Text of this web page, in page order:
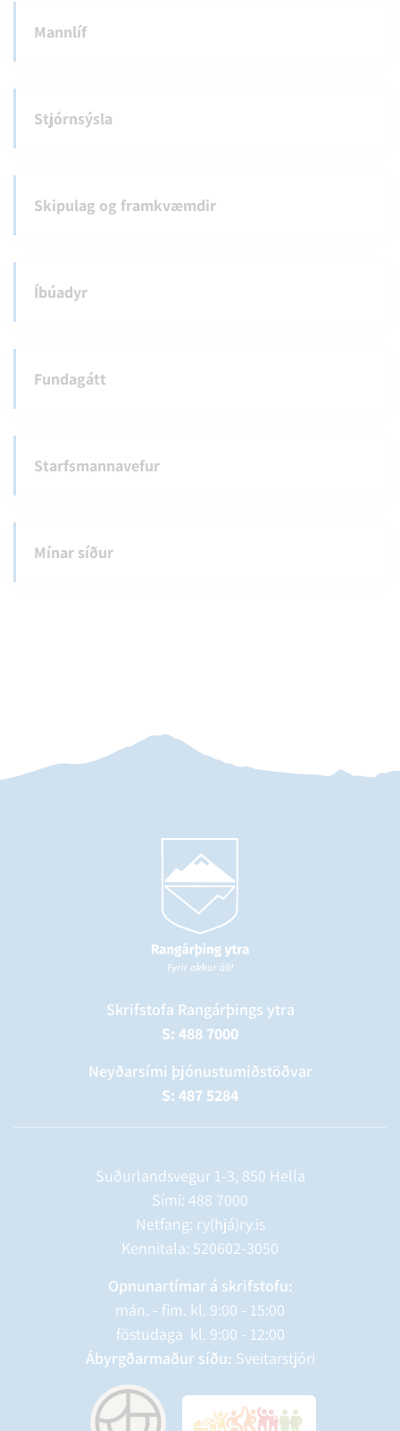
Mannlíf
Stjórnsýsla
Skipulag og framkvæmdir
Íbúadyr
Fundagátt
Starfsmannavefur
Mínar síður
Skrifstofa Rangárþings ytra
S: 488 7000
Neyðarsími þjónustumiðstöðvar
S: 487 5284
Suðurlandsvegur 1-3, 850 Hella
Sími: 488 7000
Netfang: ry(hjá)ry.is
Kennitala: 520602-3050
Opnunartímar á skrifstofu:
mán. - fim. kl. 9:00 - 15:00
föstudaga kl. 9:00 - 12:00
Ábyrgðarmaður síðu: Sveitarstjóri